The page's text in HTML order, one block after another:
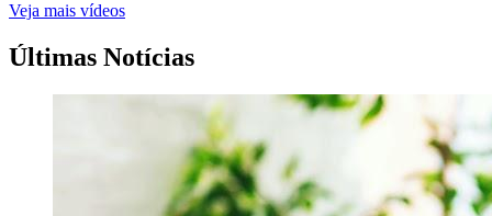
Veja mais vídeos
Últimas Notícias